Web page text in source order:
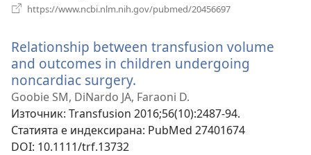
https://www.ncbi.nlm.nih.gov/pubmed/20456697
Relationship between transfusion volume
and outcomes in children undergoing
noncardiac surgery.
нов
прозорец)
Goobie SM, DiNardo JA, Faraoni D.
Източник‎: Transfusion 2016;56(10):2487-94.
Статията е индексирана‎: PubMed 27401674
DOI‎: 10.1111/trf.13732